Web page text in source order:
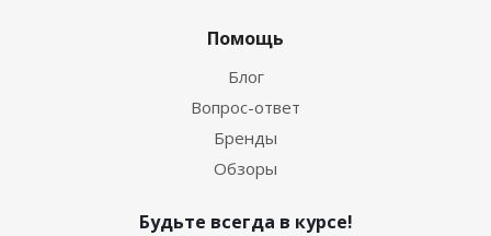
Помощь
Блог
Вопрос-ответ
Бренды
Обзоры
Будьте всегда в курсе!